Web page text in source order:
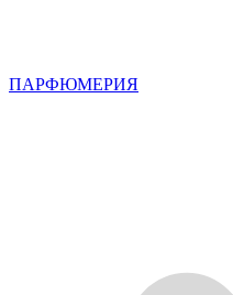
ПАРФЮМЕРИЯ